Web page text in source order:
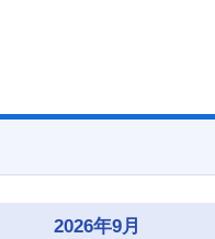
2026年9月